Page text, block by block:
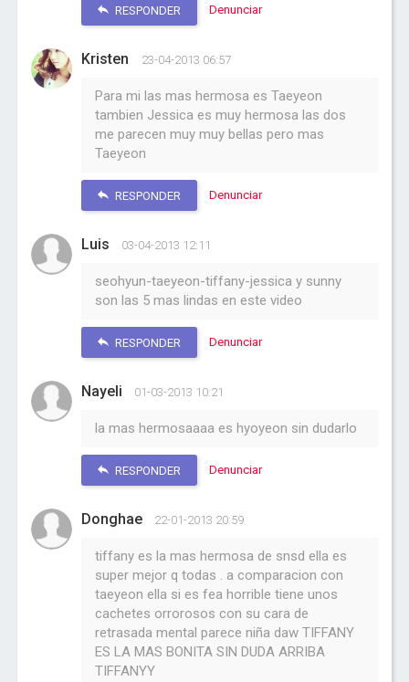
RESPONDER Denunciar
Kristen 23-04-2013 06:57
Para mi las mas hermosa es Taeyeon
tambien Jessica es muy hermosa las dos
me parecen muy muy bellas pero mas
Taeyeon
RESPONDER Denunciar
Luis 03-04-2013 12:11
seohyun-taeyeon-tiffany-jessica y sunny
son las 5 mas lindas en este video
RESPONDER Denunciar
Nayeli 01-03-2013 10:21
la mas hermosaaaa es hyoyeon sin dudarlo
RESPONDER Denunciar
Donghae 22-01-2013 20:59
tiffany es la mas hermosa de snsd ella es
super mejor q todas . a comparacion con
taeyeon ella si es fea horrible tiene unos
cachetes orrorosos con su cara de
retrasada mental parece niña daw TIFFANY
ES LA MAS BONITA SIN DUDA ARRIBA
TIFFANYY